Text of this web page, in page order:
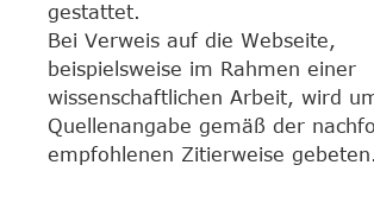
gestattet.
Bei Verweis auf die Webseite,
beispielsweise im Rahmen einer
wissenschaftlichen Arbeit, wird
Quellenangabe gemäß der
empfohlenen Zitierweise gebeten.